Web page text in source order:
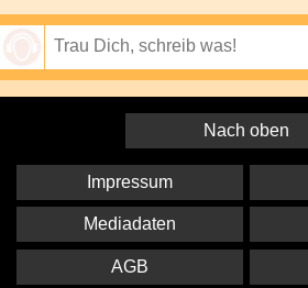
Nach oben
Impressum
Mediadaten
AGB